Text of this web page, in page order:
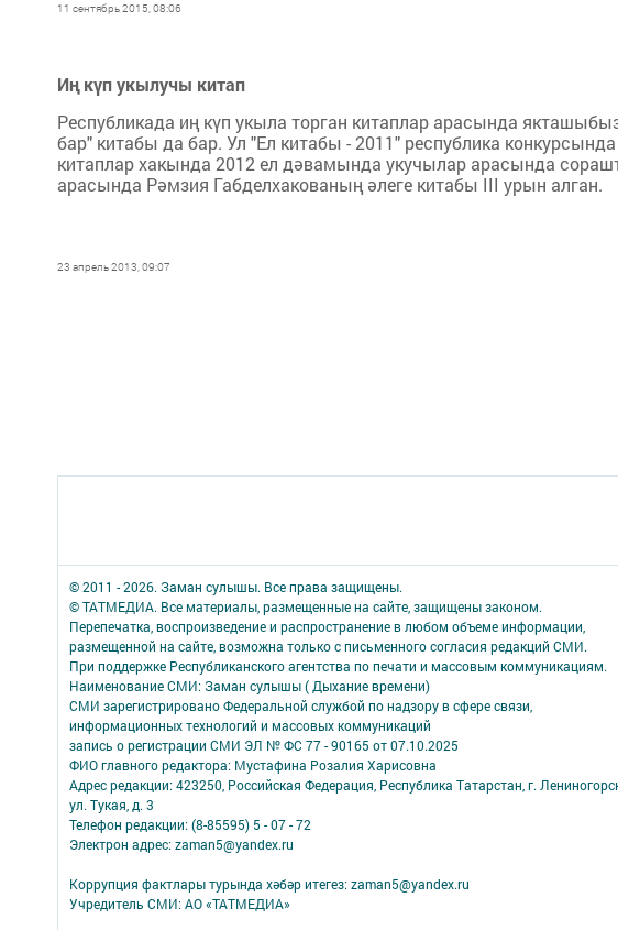
11 сентябрь 2015, 08:06
Иң күп укылучы китап
Республикада иң күп укыла торган китаплар арасында
бар" китабы да бар. Ул "Ел китабы - 2011" республика
китаплар хакында 2012 ел дәвамында укучылар арасында
арасында Рәмзия Габделхакованың әлеге китабы III урын алган.
23 апрель 2013, 09:07
© 2011 - 2026. Заман сулышы. Все права защищены.
© ТАТМЕДИА. Все материалы, размещенные на сайте, защищены законом.
Перепечатка, воспроизведение и распространение в любом объеме информации,
размещенной на сайте, возможна только с письменного согласия редакций СМИ.
При поддержке Республиканского агентства по печати и массовым коммуникациям.
Наименование СМИ: Заман сулышы ( Дыхание времени)
СМИ зарегистрировано Федеральной службой по надзору в сфере связи,
информационных технологий и массовых коммуникаций
запись о регистрации СМИ ЭЛ № ФС 77 - 90165 от 07.10.2025
ФИО главного редактора: Мустафина Розалия Харисовна
Адрес редакции: 423250, Российская Федерация, Республика Татарстан, г.
ул. Тукая, д. 3
Телефон редакции: (8-85595) 5 - 07 - 72
Электрон адрес: zaman5@yandex.ru
Коррупция фактлары турында хәбәр итегез: zaman5@yandex.ru
Учредитель СМИ: АО «ТАТМЕДИА»